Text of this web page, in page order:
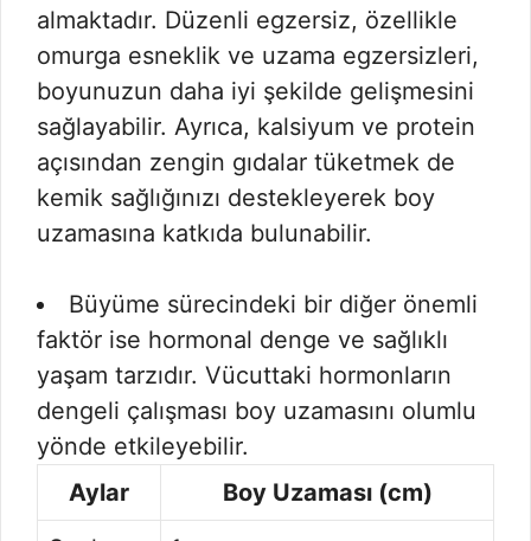
almaktadır. Düzenli egzersiz, özellikle
omurga esneklik ve uzama egzersizleri,
boyunuzun daha iyi şekilde gelişmesini
sağlayabilir. Ayrıca, kalsiyum ve protein
açısından zengin gıdalar tüketmek de
kemik sağlığınızı destekleyerek boy
uzamasına katkıda bulunabilir.
Büyüme sürecindeki bir diğer önemli
faktör ise hormonal denge ve sağlıklı
yaşam tarzıdır. Vücuttaki hormonların
dengeli çalışması boy uzamasını olumlu
yönde etkileyebilir.
Aylar
Boy Uzaması (cm)